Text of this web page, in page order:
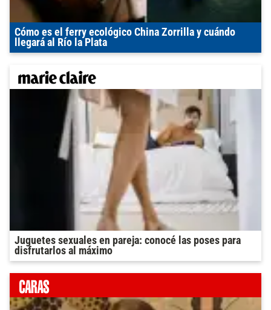
Cómo es el ferry ecológico China Zorrilla y cuándo
llegará al Río la Plata
Juguetes sexuales en pareja: conocé las poses para
disfrutarlos al máximo